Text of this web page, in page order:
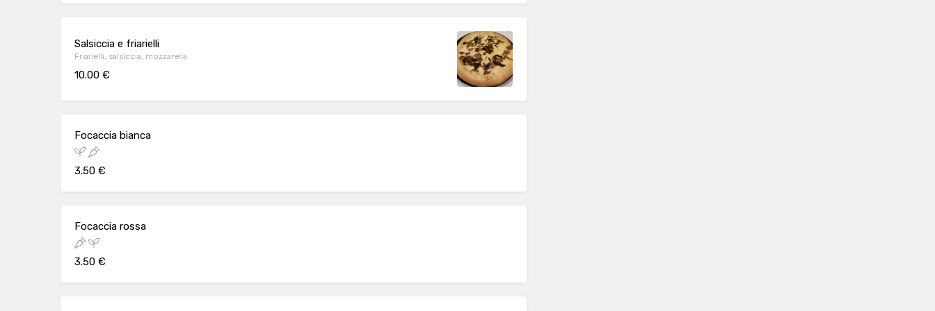
Salsiccia e friarielli
Friarielli, salsiccia, mozzarella
10.00 €
Focaccia bianca
3.50 €
Focaccia rossa
3.50 €